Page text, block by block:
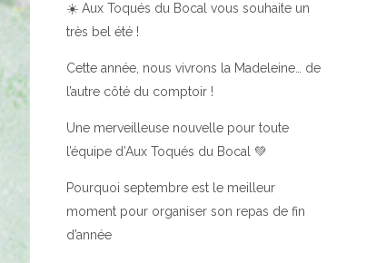
☀️ Aux Toqués du Bocal vous souhaite un
très bel été !
Cette année, nous vivrons la Madeleine… de
l’autre côté du comptoir !
Une merveilleuse nouvelle pour toute
l’équipe d’Aux Toqués du Bocal 💚
Pourquoi septembre est le meilleur
moment pour organiser son repas de fin
d’année